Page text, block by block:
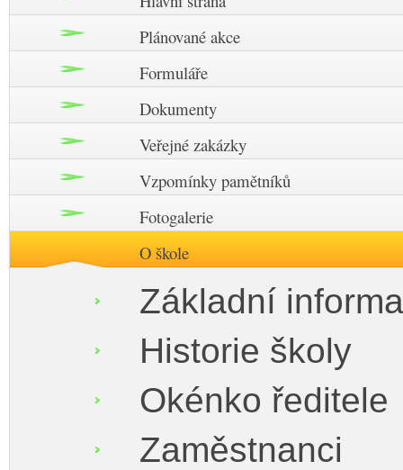
Plánované akce
Formuláře
Dokumenty
Veřejné zakázky
Vzpomínky pamětníků
Fotogalerie
O škole
Základní
Historie školy
Okénko ředitele
Zaměstnanci